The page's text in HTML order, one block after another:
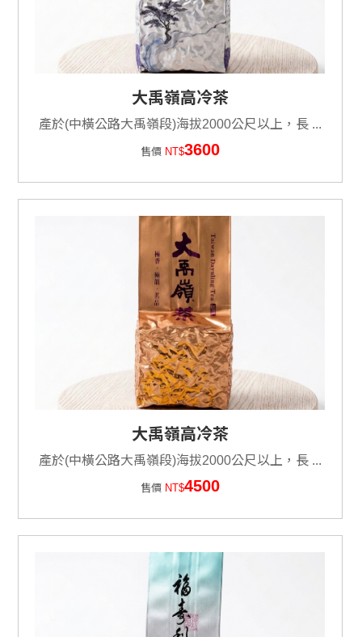
大禹嶺高冷茶
產於(中橫公路大禹嶺段)海拔2000公尺以上，長 ...
售價 NT$3600
大禹嶺高冷茶
產於(中橫公路大禹嶺段)海拔2000公尺以上，長 ...
售價 NT$4500